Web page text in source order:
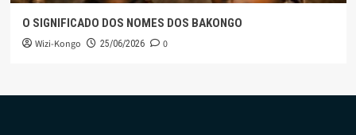
O SIGNIFICADO DOS NOMES DOS BAKONGO
Wizi-Kongo 25/06/2026 0